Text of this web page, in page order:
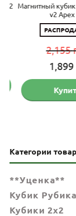
Магнитный кубик
v2 Apex
2,155
цена
1,899
Купить
Категории
**Уценка**
Кубик
Кубики 2x2